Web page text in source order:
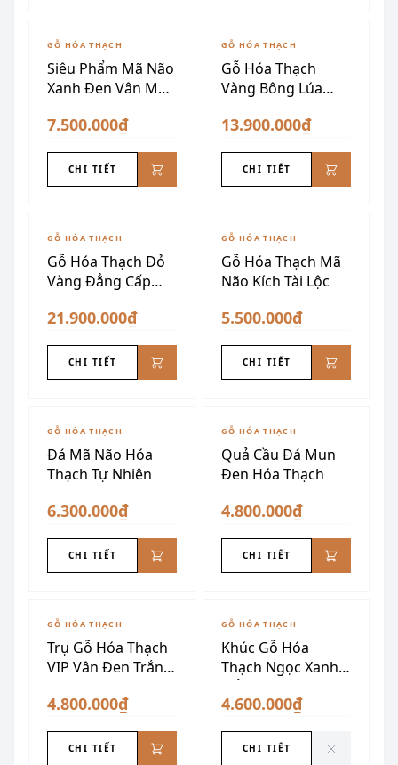
GỖ HÓA THẠCH
Siêu Phẩm Mã Não
Xanh Đen Vân Mây
7.500.000₫
CHI TIẾT
GỖ HÓA THẠCH
Gỗ Hóa Thạch
Vàng Bông Lúa
13.900.000₫
CHI TIẾT
GỖ HÓA THẠCH
Gỗ Hóa Thạch Đỏ
Vàng Đẳng Cấp
21.900.000₫
CHI TIẾT
GỖ HÓA THẠCH
Gỗ Hóa Thạch Mã
Não Kích Tài Lộc
5.500.000₫
CHI TIẾT
GỖ HÓA THẠCH
Đá Mã Não Hóa
Thạch Tự Nhiên
6.300.000₫
CHI TIẾT
GỖ HÓA THẠCH
Quả Cầu Đá Mun
Đen Hóa Thạch
4.800.000₫
CHI TIẾT
GỖ HÓA THẠCH
Trụ Gỗ Hóa Thạch
VIP Vân Đen Trắng
4.800.000₫
CHI TIẾT
ĐÃ SƯU TẦM
GỖ HÓA THẠCH
Khúc Gỗ Hóa
Thạch Ngọc Xanh
Hổ Phách
4.600.000₫
CHI TIẾT